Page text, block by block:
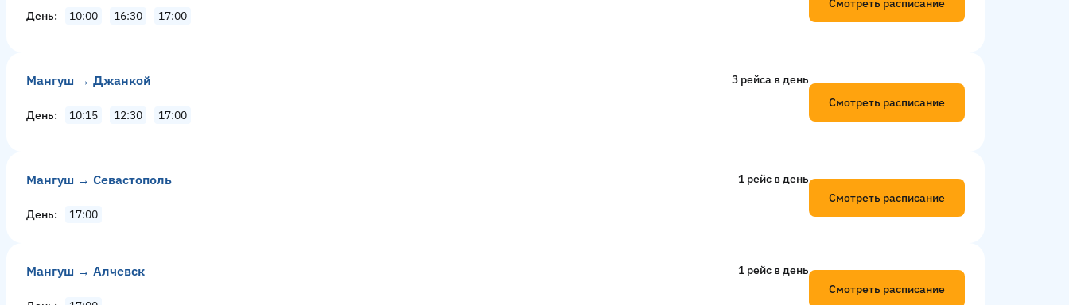
День 10:00 16:30 17:00
Мангуш → Джанкой 3 рейсa в день
День 10:15 12:30 17:00
Смотреть расписание
Мангуш → Севастополь 1 рейс в день
День 17:00
Смотреть расписание
Мангуш → Алчевск 1 рейс в день
Смотреть расписание